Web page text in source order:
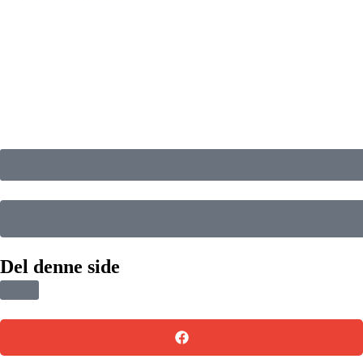
Del denne side